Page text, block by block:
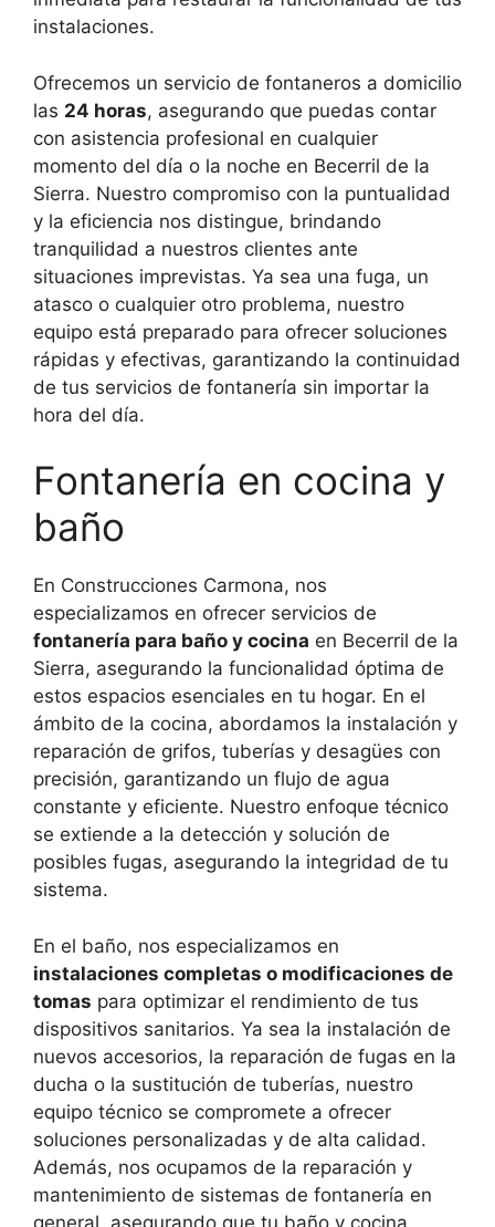
instalaciones.
Ofrecemos un servicio de fontaneros a domicilio
las 24 horas, asegurando que puedas contar
con asistencia profesional en cualquier
momento del día o la noche en Becerril de la
Sierra. Nuestro compromiso con la puntualidad
y la eficiencia nos distingue, brindando
tranquilidad a nuestros clientes ante
situaciones imprevistas. Ya sea una fuga, un
atasco o cualquier otro problema, nuestro
equipo está preparado para ofrecer soluciones
rápidas y efectivas, garantizando la continuidad
de tus servicios de fontanería sin importar la
hora del día.
Fontanería en cocina y
baño
En Construcciones Carmona, nos
especializamos en ofrecer servicios de
fontanería para baño y cocina en Becerril de la
Sierra, asegurando la funcionalidad óptima de
estos espacios esenciales en tu hogar. En el
ámbito de la cocina, abordamos la instalación y
reparación de grifos, tuberías y desagües con
precisión, garantizando un flujo de agua
constante y eficiente. Nuestro enfoque técnico
se extiende a la detección y solución de
posibles fugas, asegurando la integridad de tu
sistema.
En el baño, nos especializamos en
instalaciones completas o modificaciones de
tomas para optimizar el rendimiento de tus
dispositivos sanitarios. Ya sea la instalación de
nuevos accesorios, la reparación de fugas en la
ducha o la sustitución de tuberías, nuestro
equipo técnico se compromete a ofrecer
soluciones personalizadas y de alta calidad.
Además, nos ocupamos de la reparación y
mantenimiento de sistemas de fontanería en
general, asegurando que tu baño y cocina